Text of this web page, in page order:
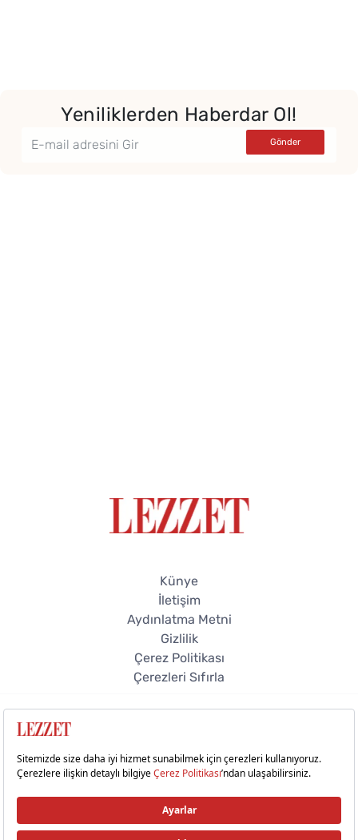
Yeniliklerden Haberdar Ol!
Künye
İletişim
Aydınlatma Metni
Gizlilik
Çerez Politikası
Çerezleri Sıfırla
© 2026 Lezzet Online. Tüm hakları saklıdır.